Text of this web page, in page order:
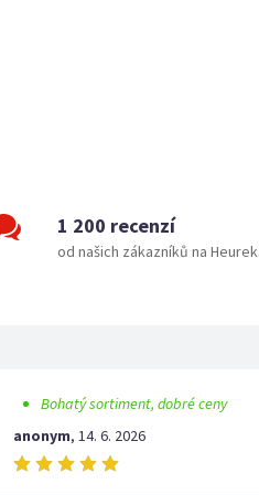
1 200 recenzí
od našich zákazníků na
Bohatý sortiment, dobré ceny
anonym, 14. 6. 2026